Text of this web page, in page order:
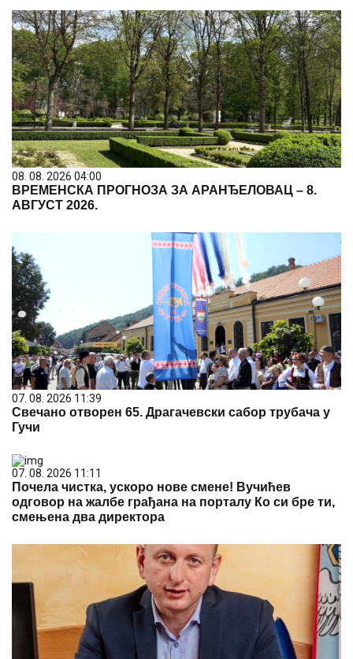
08. 08. 2026 04:00
ВРЕМЕНСКА ПРОГНОЗА ЗА АРАНЂЕЛОВАЦ – 8.
АВГУСТ 2026.
07. 08. 2026 11:39
Свечано отворен 65. Драгачевски сабор трубача у
Гучи
07. 08. 2026 11:11
Почела чистка, ускоро нове смене! Вучићев
одговор на жалбе грађана на порталу Ко си бре ти,
смењена два директора